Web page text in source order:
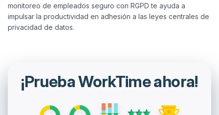
monitoreo de empleados seguro con RGPD te ayuda a
impulsar la productividad en adhesión a las leyes centrales de
¡Prueba WorkTime ahora!